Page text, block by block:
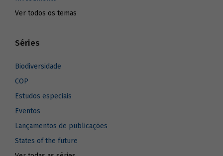
Ver todos os temas
Séries
Biodiversidade
COP
Estudos especiais
Eventos
Lançamentos de publicações
States of the future